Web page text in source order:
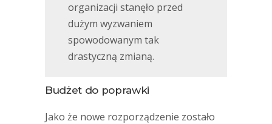
organizacji stanęło przed
dużym wyzwaniem
spowodowanym tak
drastyczną zmianą.
Budżet do poprawki
Jako że nowe rozporządzenie zostało